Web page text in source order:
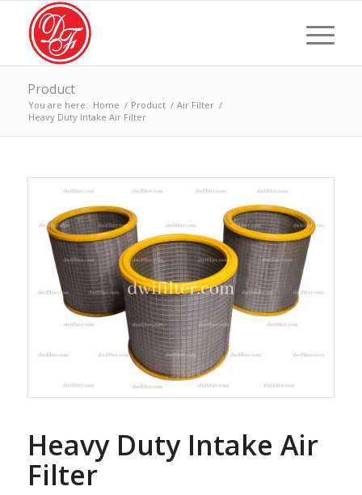
Product
You are here: Home / Product / Air Filter /
Heavy Duty Intake Air Filter
Heavy Duty Intake Air
Filter